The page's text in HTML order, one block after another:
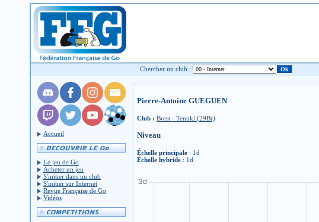
Chercher un club :
Accueil
Le jeu de Go
Acheter un jeu
S'initier dans un club
S'initier sur Internet
Revue Française de Go
Vidéos
Pierre-Antoine GUEGUEN
Club : Brest - Tenuki (29Br)
Niveau
Échelle principale : 1d
Échelle hybride : 1d